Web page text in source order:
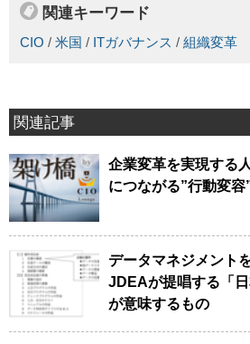
関連キーワード
CIO / 米国 / ITガバナンス / 組織変革
関連記事
企業変革を実現する
につながる”行動変容
データマネジメント
JDEAが提唱する「日
が意味するもの